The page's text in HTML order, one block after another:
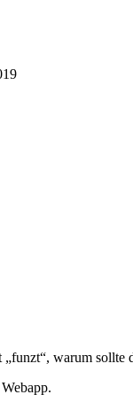
warum sollte